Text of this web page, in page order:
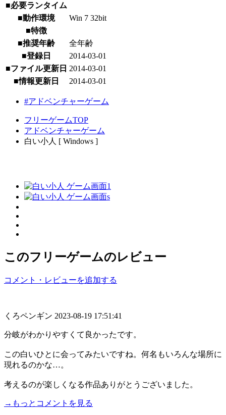
■必要ランタイム
■動作環境
Win 7 32bit
■特徴
■推奨年齢
全年齢
■登録日
2014-03-01
■ファイル更新日 2014-03-01
■情報更新日
2014-03-01
#アドベンチャーゲーム
フリーゲームTOP
アドベンチャーゲーム
白い小人 [ Windows ]
このフリーゲームのレビュー
コメント・レビューを追加する
くろペンギン 2023-08-19 17:51:41
分岐がわかりやすくて良かったです。
この白いひとに会ってみたいですね。何名もいろんな場所に
現れるのかな…。
考えるのが楽しくなる作品ありがとうございました。
→もっとコメントを見る